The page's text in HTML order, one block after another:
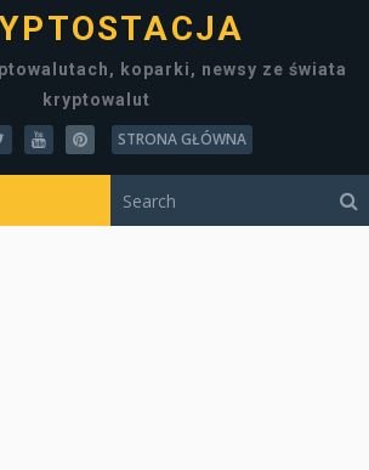
koparki, newsy ze świata
kryptowalut
STRONA GŁÓWNA